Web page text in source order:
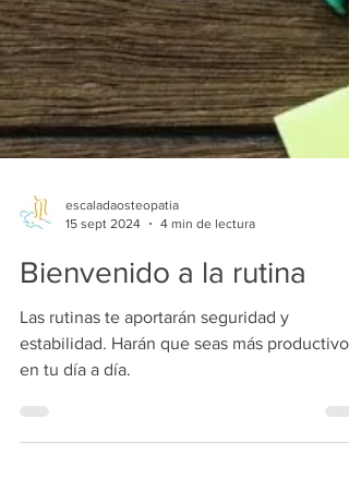
escaladaosteopatia
15 sept 2024
4 min de lectura
Bienvenido a la rutina
Las rutinas te aportarán seguridad y